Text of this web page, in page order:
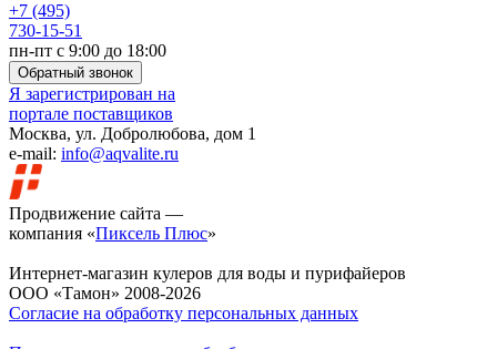
+7 (495)
730-15-51
пн-пт с 9:00 до 18:00
Обратный звонок
Я зарегистрирован на
портале поставщиков
Москва, ул. Добролюбова, дом 1
e-mail: info@aqvalite.ru
Продвижение сайта —
компания «Пиксель Плюс»
Интернет-магазин кулеров для воды и пурифайеров
ООО «Тамон» 2008-2026
Согласие на обработку персональных данных